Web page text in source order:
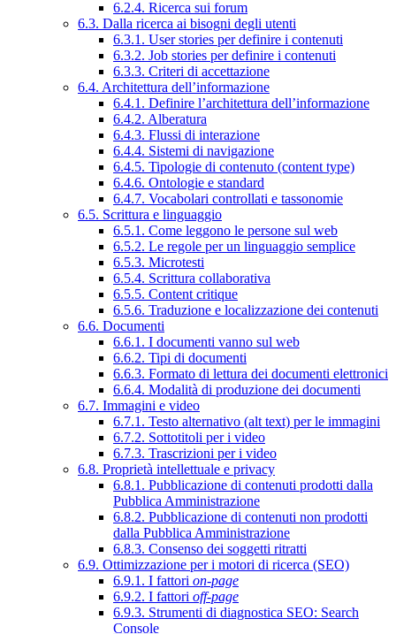
6.2.4. Ricerca sui forum
6.3. Dalla ricerca ai bisogni degli utenti
6.3.1. User stories per definire i contenuti
6.3.2. Job stories per definire i contenuti
6.3.3. Criteri di accettazione
6.4. Architettura dell’informazione
6.4.1. Definire l’architettura dell’informazione
6.4.2. Alberatura
6.4.3. Flussi di interazione
6.4.4. Sistemi di navigazione
6.4.5. Tipologie di contenuto (content type)
6.4.6. Ontologie e standard
6.4.7. Vocabolari controllati e tassonomie
6.5. Scrittura e linguaggio
6.5.1. Come leggono le persone sul web
6.5.2. Le regole per un linguaggio semplice
6.5.3. Microtesti
6.5.4. Scrittura collaborativa
6.5.5. Content critique
6.5.6. Traduzione e localizzazione dei contenuti
6.6. Documenti
6.6.1. I documenti vanno sul web
6.6.2. Tipi di documenti
6.6.3. Formato di lettura dei documenti elettronici
6.6.4. Modalità di produzione dei documenti
6.7. Immagini e video
6.7.1. Testo alternativo (alt text) per le immagini
6.7.2. Sottotitoli per i video
6.7.3. Trascrizioni per i video
6.8. Proprietà intellettuale e privacy
6.8.1. Pubblicazione di contenuti prodotti dalla
Pubblica Amministrazione
6.8.2. Pubblicazione di contenuti non prodotti
dalla Pubblica Amministrazione
6.8.3. Consenso dei soggetti ritratti
6.9. Ottimizzazione per i motori di ricerca (SEO)
6.9.1. I fattori on-page
6.9.2. I fattori off-page
6.9.3. Strumenti di diagnostica SEO: Search
Console